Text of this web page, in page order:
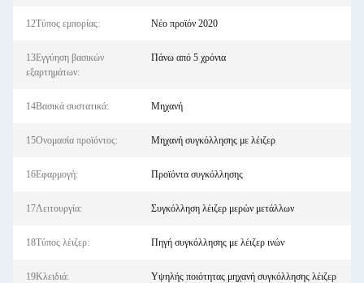
12Τύπος εμπορίας: Νέο προϊόν 2020
13Εγγύηση βασικών
εξαρτημάτων:
Πάνω από 5 χρόνια
14Βασικά συστατικά: Μηχανή
15Ονομασία προϊόντος: Μηχανή συγκόλλησης με λέιζερ
16Εφαρμογή: Προϊόντα συγκόλλησης
17Λειτουργία: Συγκόλληση λέιζερ μερών μετάλλων
18Τύπος λέιζερ: Πηγή συγκόλλησης με λέιζερ ινών
19Κλειδιά: Υψηλής ποιότητας μηχανή συγκόλλησης λέιζερ